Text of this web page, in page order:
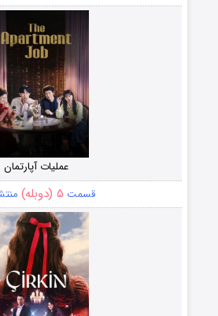
عملیات آپارتمان
قسمت ۵ (دوبله)